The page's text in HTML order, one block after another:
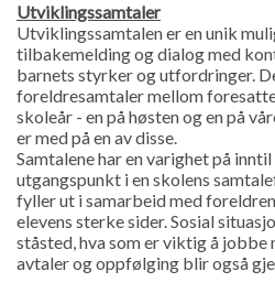
Utviklingssamtaler
Utviklingssamtalen er en unik
tilbakemelding og dialog med
barnets styrker og utfordringer.
foreldresamtaler mellom
skoleår - en på høsten og en på
er med på en av disse.
Samtalene har en varighet på
utgangspunkt i en skolens
fyller ut i samarbeid med
elevens sterke sider. Sosial
ståsted, hva som er viktig å jobbe
avtaler og oppfølging blir også